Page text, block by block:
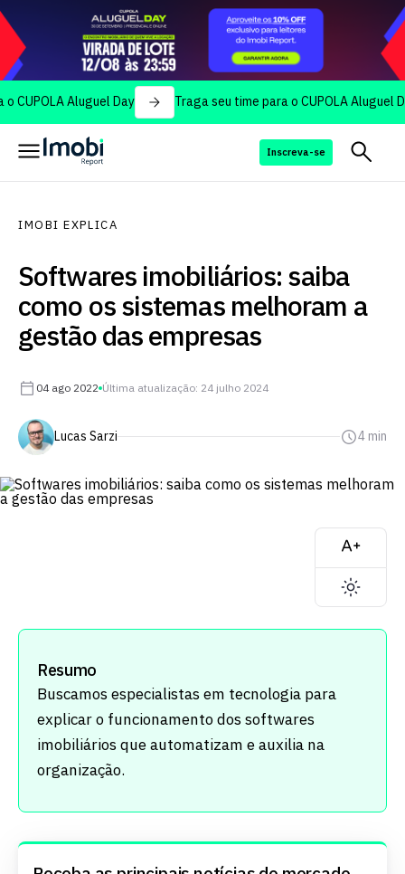
Aluguel Day Traga seu time para o CUPOLA Aluguel Day
Inscreva-se
IMOBI EXPLICA
Softwares imobiliários: saiba
como os sistemas melhoram a
gestão das empresas
04 ago 2022 Última atualização: 24 julho 2024
Lucas Sarzi 4 min
Resumo
Buscamos especialistas em tecnologia para
explicar o funcionamento dos softwares
imobiliários que automatizam e auxilia na
organização.